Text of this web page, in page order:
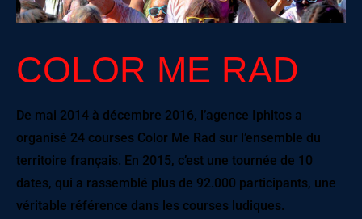
COLOR ME RAD
De mai 2014 à décembre 2016, l’agence Iphitos a
organisé 24 courses Color Me Rad sur l’ensemble du
territoire français. En 2015, c’est une tournée de 10
dates, qui a rassemblé plus de 92.000 participants, une
véritable référence dans les courses ludiques.